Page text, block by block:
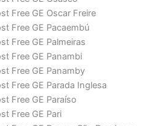
Free GE Oscar Freire
Free GE Pacaembú
Free GE Palmeiras
Free GE Panambi
Free GE Panamby
Free GE Parada Inglesa
Free GE Paraíso
Free GE Pari